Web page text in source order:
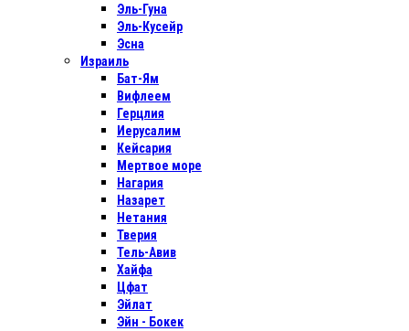
Эль-Гуна
Эль-Кусейр
Эсна
Израиль
Бат-Ям
Вифлеем
Герцлия
Иерусалим
Кейсария
Мертвое море
Нагария
Назарет
Нетания
Тверия
Тель-Авив
Хайфа
Цфат
Эйлат
Эйн - Бокек